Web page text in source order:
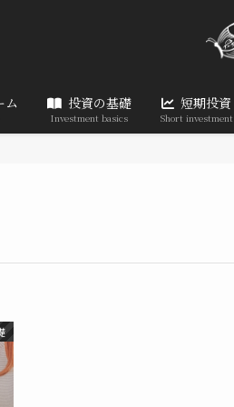
投資の基礎
Investment basics
短期投資
Short investment